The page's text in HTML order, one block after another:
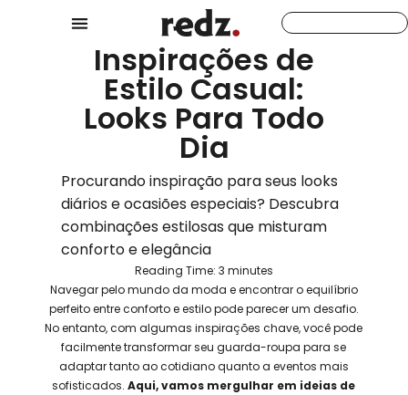
Inspirações de
Estilo Casual:
Looks Para Todo
Dia
Procurando inspiração para seus looks
diários e ocasiões especiais? Descubra
combinações estilosas que misturam
conforto e elegância
Reading Time: 3 minutes
Navegar pelo mundo da moda e encontrar o equilíbrio
perfeito entre conforto e estilo pode parecer um desafio.
No entanto, com algumas inspirações chave, você pode
facilmente transformar seu guarda-roupa para se
adaptar tanto ao cotidiano quanto a eventos mais
sofisticados.Aqui, vamos mergulhar em ideias de